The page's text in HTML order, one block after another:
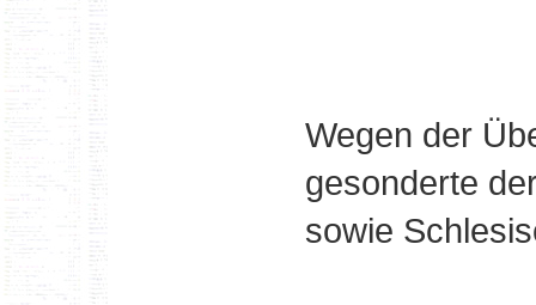
Wegen der
gesonderte
sowie